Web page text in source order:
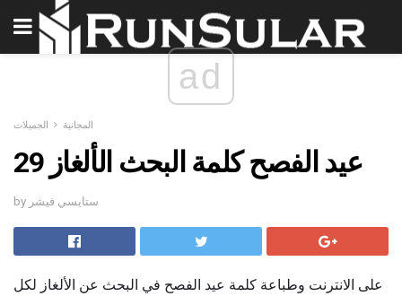
ad
المجانية الجميلات
29 عيد الفصح كلمة البحث الألغاز
by ستايسي فيشر
على الانترنت وطباعة كلمة عيد الفصح في البحث عن الألغاز لكل